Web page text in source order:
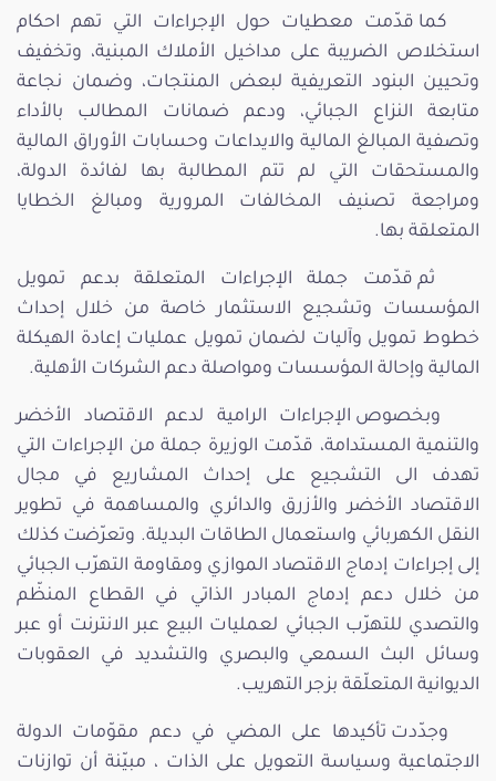
كما قدّمت معطيات حول الإجراءات التي تهم احكام
استخلاص الضريبة على مداخيل الأملاك المبنية، وتخفيف
وتحيين البنود التعريفية لبعض المنتجات، وضمان نجاعة
متابعة النزاع الجبائي، ودعم ضمانات المطالب بالأداء
وتصفية المبالغ المالية والايداعات وحسابات الأوراق المالية
والمستحقات التي لم تتم المطالبة بها لفائدة الدولة،
ومراجعة تصنيف المخالفات المرورية ومبالغ الخطايا
المتعلقة بها.
ثم قدّمت جملة الإجراءات المتعلقة بدعم تمويل
المؤسسات وتشجيع الاستثمار خاصة من خلال إحداث
خطوط تمويل وآليات لضمان تمويل عمليات إعادة الهيكلة
المالية وإحالة المؤسسات ومواصلة دعم الشركات الأهلية.
وبخصوص الإجراءات الرامية لدعم الاقتصاد الأخضر
والتنمية المستدامة، قدّمت الوزيرة جملة من الإجراءات التي
تهدف الى التشجيع على إحداث المشاريع في مجال
الاقتصاد الأخضر والأزرق والدائري والمساهمة في تطوير
النقل الكهربائي واستعمال الطاقات البديلة. وتعرّضت كذلك
إلى إجراءات إدماج الاقتصاد الموازي ومقاومة التهرّب الجبائي
من خلال دعم إدماج المبادر الذاتي في القطاع المنظّم
والتصدي للتهرّب الجبائي لعمليات البيع عبر الانترنت أو عبر
وسائل البث السمعي والبصري والتشديد في العقوبات
الديوانية المتعلّقة بزجر التهريب.
وجدّدت تأكيدها على المضي في دعم مقوّمات الدولة
الاجتماعية وسياسة التعويل على الذات ، مبيّنة أن توازنات